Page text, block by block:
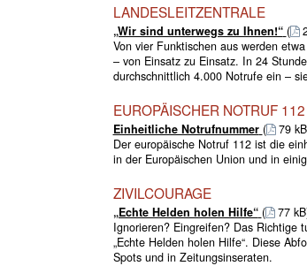
LANDESLEITZENTRALE
„Wir sind unterwegs zu Ihnen!“ (
Von vier Funktischen aus werden
– von Einsatz zu Einsatz. In 24
durchschnittlich 4.000 Notrufe ein –
EUROPÄISCHER NOTRUF 112
Einheitliche Notrufnummer (
79
Der europäische Notruf 112 ist die
in der Europäischen Union und in
ZIVILCOURAGE
„Echte Helden holen Hilfe“ (
77
Ignorieren? Eingreifen? Das Richtige
„Echte Helden holen Hilfe“. Diese
Spots und in Zeitungsinseraten.